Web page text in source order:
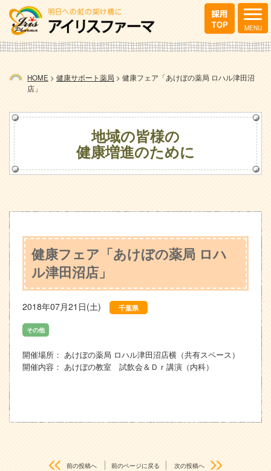
HOME > 健康サポート薬局 > 健康フェア「あけぼの薬局 ロハル津田沼
店」
地域の皆様の
健康増進のために
健康フェア「あけぼの薬局 ロハ
ル津田沼店」
2018年07月21日(土) 千葉県
その他
開催場所： あけぼの薬局 ロハル津田沼店横（共有スペース）
開催内容： あけぼの教室 試飲会＆Ｄｒ講演（内科）
前の投稿へ 前のページに戻る 次の投稿へ